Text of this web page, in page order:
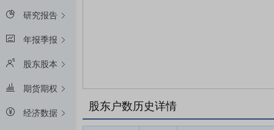
研究报告
年报季报
股东股本
期货期权
经济数据
股东户数历史详情